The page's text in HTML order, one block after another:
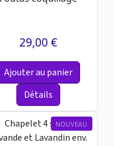
29,00 €
Ajouter au panier
Détails
NOUVEAU